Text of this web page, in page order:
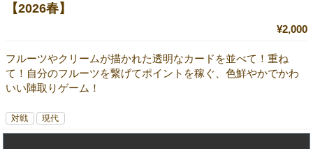
【2026春】
¥2,000
フルーツやクリームが描かれた透明なカードを並べて！重ね
て！自分のフルーツを繋げてポイントを稼ぐ、色鮮やかでかわ
いい陣取りゲーム！
対戦 現代